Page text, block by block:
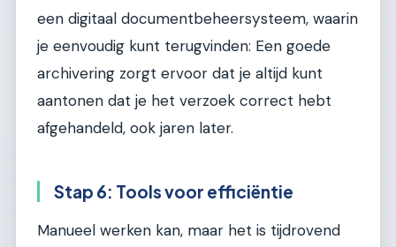
een digitaal documentbeheersysteem, waarin
je eenvoudig kunt terugvinden: Een goede
archivering zorgt ervoor dat je altijd kunt
aantonen dat je het verzoek correct hebt
afgehandeld, ook jaren later.
Stap 6: Tools voor efficiëntie
Manueel werken kan, maar het is tijdrovend